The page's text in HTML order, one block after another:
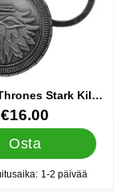
Stark Kilpi
€16.00
Osta
Varastossa
1-2 päivää